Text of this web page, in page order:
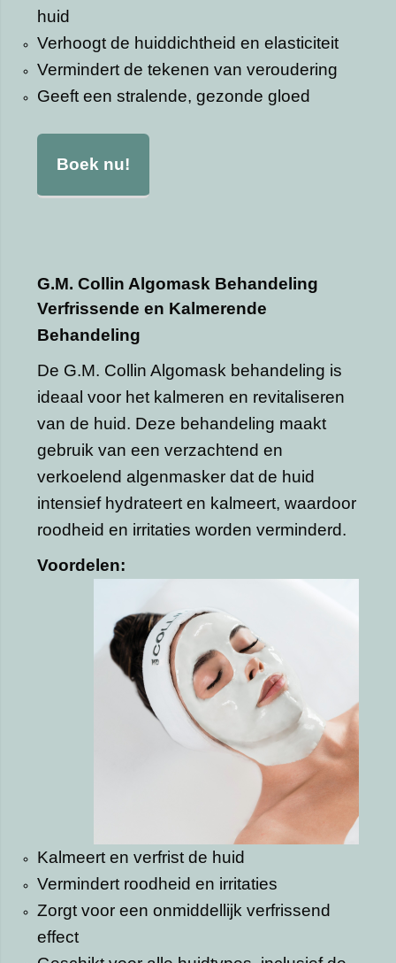
huid
Verhoogt de huiddichtheid en elasticiteit
Vermindert de tekenen van veroudering
Geeft een stralende, gezonde gloed
Boek nu!
G.M. Collin Algomask Behandeling
Verfrissende en Kalmerende
Behandeling
De G.M. Collin Algomask behandeling is
ideaal voor het kalmeren en revitaliseren
van de huid. Deze behandeling maakt
gebruik van een verzachtend en
verkoelend algenmasker dat de huid
intensief hydrateert en kalmeert, waardoor
roodheid en irritaties worden verminderd.
Voordelen:
Kalmeert en verfrist de huid
Vermindert roodheid en irritaties
Zorgt voor een onmiddellijk verfrissend
effect